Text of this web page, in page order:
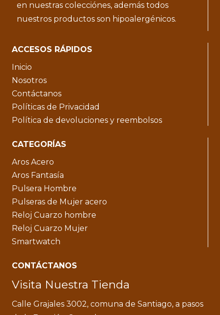
en nuestras colecciónes, además todos
nuestros productos son hipoalergénicos.
ACCESOS RÁPIDOS
Inicio
Nosotros
Contáctanos
Políticas de Privacidad
Política de devoluciones y reembolsos
CATEGORÍAS
Aros Acero
Aros Fantasía
Pulsera Hombre
Pulseras de Mujer acero
Reloj Cuarzo hombre
Reloj Cuarzo Mujer
Smartwatch
CONTÁCTANOS
Visita Nuestra Tienda
Calle Grajales 3002, comuna de Santiago, a pasos